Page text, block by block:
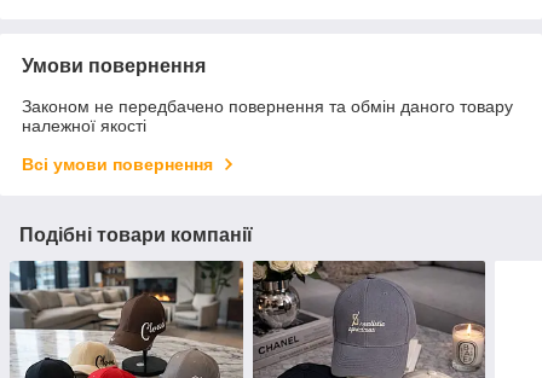
Умови повернення
Законом не передбачено повернення та обмін даного товару
належної якості
Всі умови повернення
Подібні товари компанії